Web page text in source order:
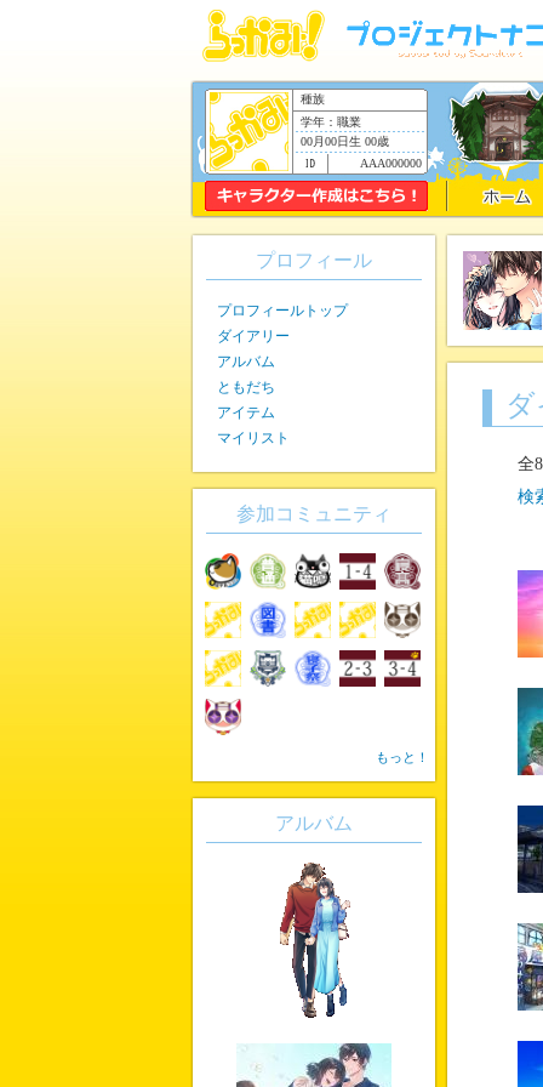
種族
学年：職業
00月00日生 00歳
AAA000000
全
検
プロフィール
プロフィールトップ
ダイアリー
アルバム
ともだち
アイテム
マイリスト
参加コミュニティ
もっと！
アルバム